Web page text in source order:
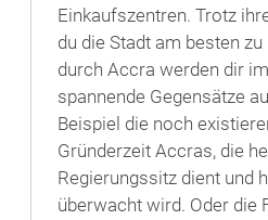
Einkaufszentren. Trotz
du die Stadt am besten
durch Accra werden dir
spannende Gegensätze
Beispiel die noch
Gründerzeit Accras, die
Regierungssitz dient und
überwacht wird. Oder die